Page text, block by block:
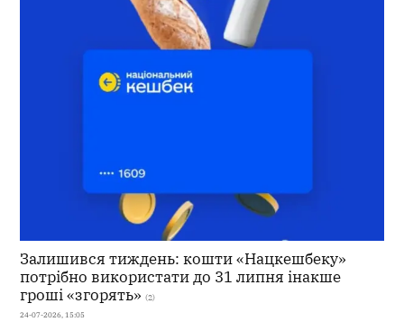
Залишився тиждень: кошти «Нацкешбеку»
потрібно використати до 31 липня інакше
гроші «згорять» (2)
24-07-2026, 15:05